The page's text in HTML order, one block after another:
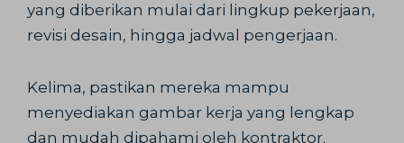
yang diberikan mulai dari lingkup pekerjaan,
revisi desain, hingga jadwal pengerjaan.
Kelima, pastikan mereka mampu
menyediakan gambar kerja yang lengkap
dan mudah dipahami oleh kontraktor.